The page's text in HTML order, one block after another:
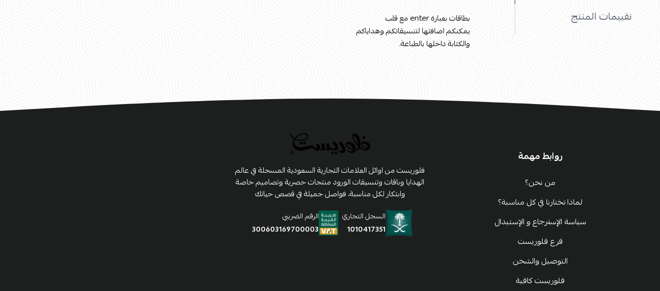
تقييمات المنتج
بطاقات بعبارة enter مع قلب
يمكنكم اضافتها لتنسيقاتكم وهداياكم
والكتابة داخلها بالطباعة.
روابط مهمة
من نحن؟
لماذا تختارنا في كل مناسبة؟
سياسة الإسترجاع و الإستبدال
فرع فلوريست
التوصيل والشحن
فلوريست كافية
فلوريست من اوائل العلامات التجارية السعودية المسجلة في عالم
الهدايا وباقات وتنسيقات الورود منتجات حصرية وتصاميم خاصة
وابتكار لكل مناسبة، فواصل جميلة في قصص حياتك
السجل التجاري
1010417351
الرقم الضريبي
300603169700003